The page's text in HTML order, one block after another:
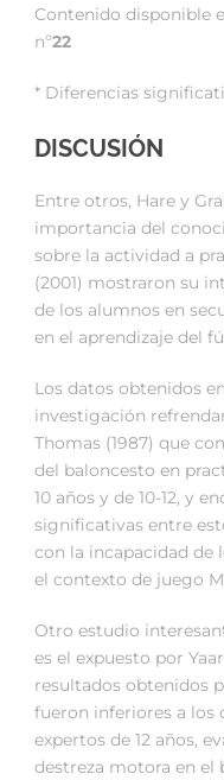
Contenido disponible
nº22
* Diferencias
DISCUSIÓN
Entre otros, Hare y
importancia del
sobre la actividad a
(2001) mostraron su
de los alumnos en
en el aprendizaje del
Los datos obtenidos
investigación
Thomas (1987) que
del baloncesto en
10 años y de 10-12, y
significativas entre
con la incapacidad de
el contexto de juego
Otro estudio
es el expuesto por
resultados obtenidos
fueron inferiores a los
expertos de 12 años,
destreza motora en el